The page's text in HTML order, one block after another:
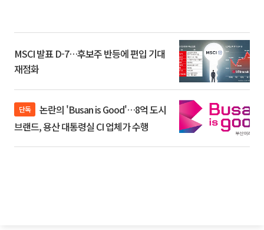
MSCI 발표 D-7…후보주 반등에 편입 기대
재점화
단독
브랜드, 용산 대통령실 CI 업체가 수행